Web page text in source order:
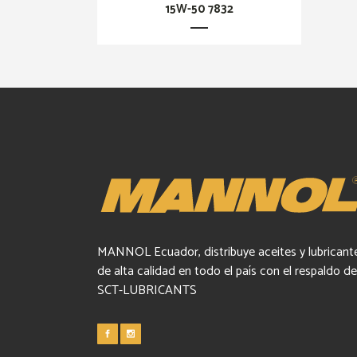
15W-50 7832
MANNOL Ecuador, distribuye aceites y
de alta calidad en todo el país con el respaldo de
SCT-LUBRICANTS